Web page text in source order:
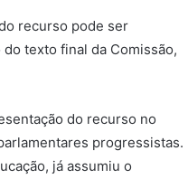
recurso pode ser
texto final da Comissão,
do recurso no
progressistas.
já assumiu o